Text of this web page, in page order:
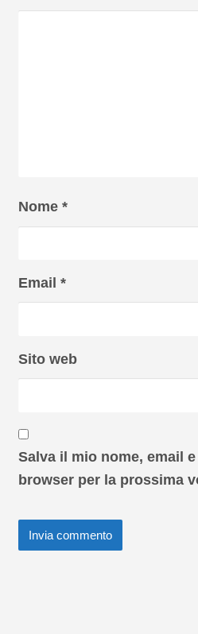
Nome *
Email *
Sito web
Salva il mio nome, email
browser per la prossima